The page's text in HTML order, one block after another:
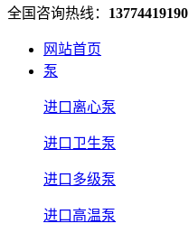
全国咨询热线： 13774419190
网站首页
泵
进口离心泵
进口卫生泵
进口多级泵
进口高温泵